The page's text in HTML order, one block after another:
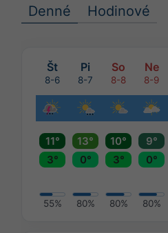
Denné Hodinové
Št Pi So Ne
8-6 8-7 8-8 8-9
11° 13° 10°
9°
3°
0° 3° 0°
55% 80% 80% 80%